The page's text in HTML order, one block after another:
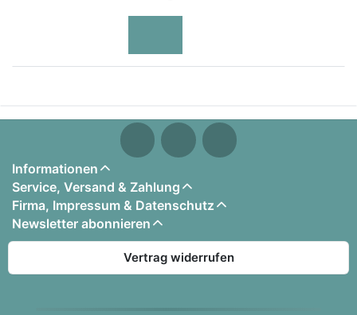
Informationen
Service, Versand & Zahlung
Firma, Impressum & Datenschutz
Newsletter abonnieren
Vertrag widerrufen